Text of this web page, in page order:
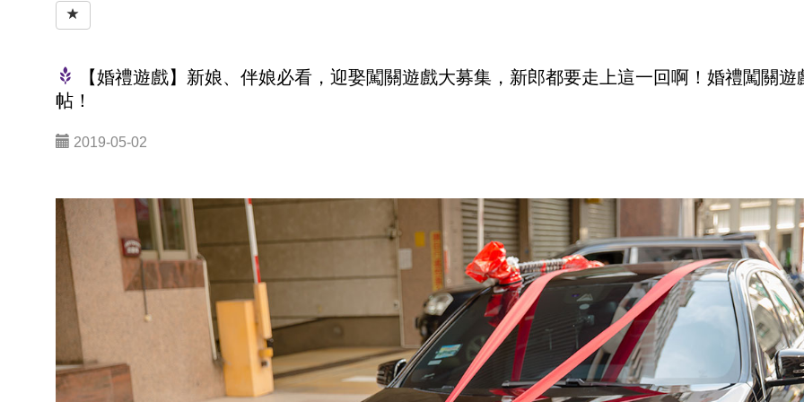
【婚禮遊戲】新娘、伴娘必看，迎娶闖關遊戲大募集，新郎都要走上這一回啊！婚禮闖關遊
帖！
2019-05-02